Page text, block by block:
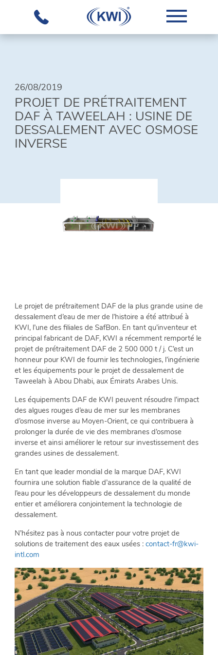
L'ENTREPRISE
NOTRE
SAVOIR-
FAIRE
TÉLÉCHARGEMENTS
ACTUALITÉS
RÉFÉRENCES
VIDÉOS
LinkedIn
FR
EN
26/08/2019
PROJET DE PRÉTRAITEMENT
DAF À TAWEELAH : USINE DE
DESSALEMENT AVEC OSMOSE
INVERSE
Le projet de prétraitement DAF de la plus grande usine de
dessalement d’eau de mer de l’histoire a été attribué à
KWI, l’une des filiales de SafBon. En tant qu’inventeur et
principal fabricant de DAF, KWI a récemment remporté le
projet de prétraitement DAF de 2 500 000 t / j. C’est un
honneur pour KWI de fournir les technologies, l’ingénierie
et les équipements pour le projet de dessalement de
Taweelah à Abou Dhabi, aux Émirats Arabes Unis.
Les équipements DAF de KWI peuvent résoudre l’impact
des algues rouges d’eau de mer sur les membranes
d’osmose inverse au Moyen-Orient, ce qui contribuera à
prolonger la durée de vie des membranes d’osmose
inverse et ainsi améliorer le retour sur investissement des
grandes usines de dessalement.
En tant que leader mondial de la marque DAF, KWI
fournira une solution fiable d’assurance de la qualité de
l’eau pour les développeurs de dessalement du monde
entier et améliorera conjointement la technologie de
dessalement.
N’hésitez pas à nous contacter pour votre projet de
solutions de traitement des eaux usées : contact-fr@kwi-
intl.com